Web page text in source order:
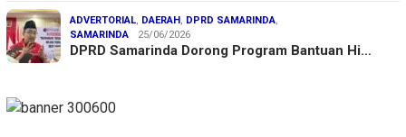
ADVERTORIAL, DAERAH, DPRD SAMARINDA,
SAMARINDA
25/06/2026
DPRD Samarinda Dorong Program Bantuan Hi…